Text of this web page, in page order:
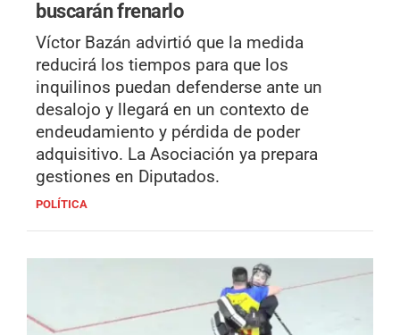
buscarán frenarlo
Víctor Bazán advirtió que la medida
reducirá los tiempos para que los
inquilinos puedan defenderse ante un
desalojo y llegará en un contexto de
endeudamiento y pérdida de poder
adquisitivo. La Asociación ya prepara
gestiones en Diputados.
POLÍTICA